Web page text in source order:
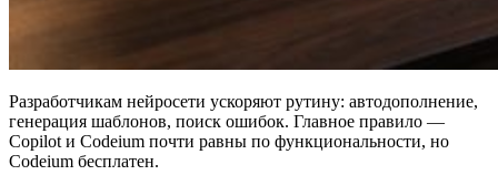
Разработчикам нейросети ускоряют рутину: автодополнение,
генерация шаблонов, поиск ошибок. Главное правило —
Copilot и Codeium почти равны по функциональности, но
Codeium бесплатен.